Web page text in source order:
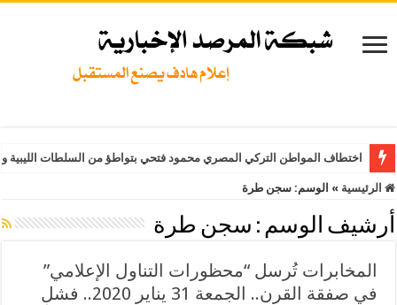
اختطاف المواطن التركي المصري محمود فتحي بتواطؤ من السلطات
الرئيسية » الوسم: سجن طرة
أرشيف الوسم : سجن طرة
المخابرات تُرسل “محظورات التناول الإعلامي”
في صفقة القرن.. الجمعة 31 يناير 2020.. فشل